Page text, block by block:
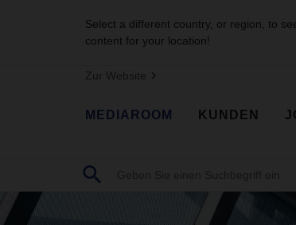
Select a different country, or region, to
content for your location!
Zur Website
MEDIAROOM KUNDEN